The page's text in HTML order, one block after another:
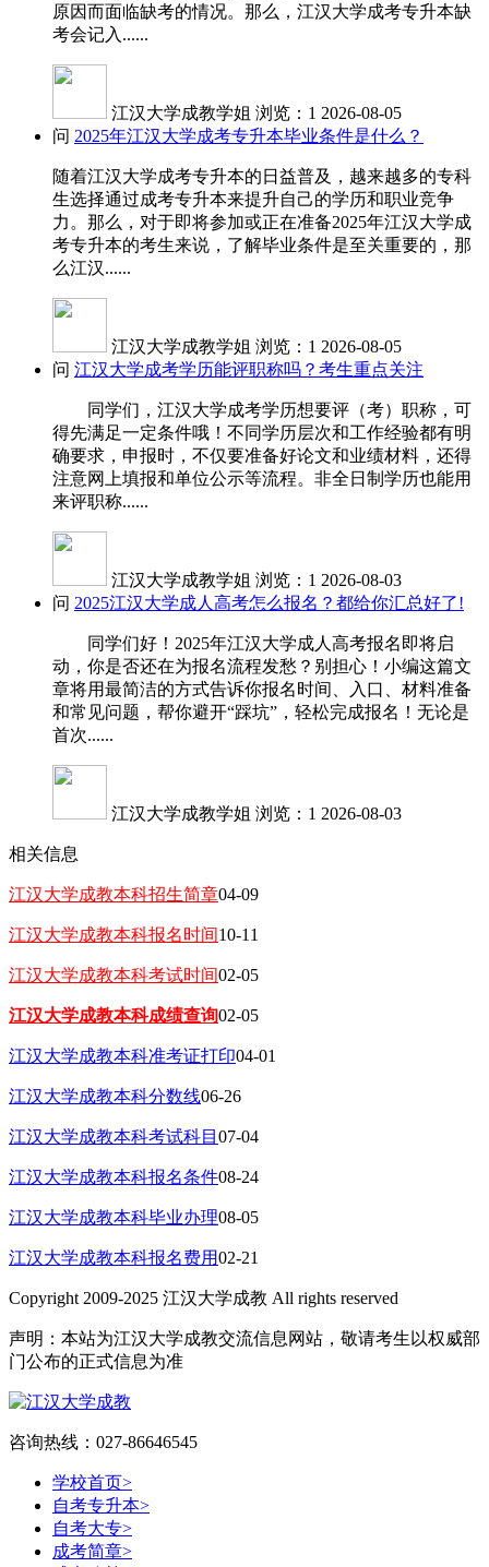
原因而面临缺考的情况。那么，江汉大学成考专升本缺
考会记入......
江汉大学成教学姐 浏览：1 2026-08-05
问 2025年江汉大学成考专升本毕业条件是什么？
随着江汉大学成考专升本的日益普及，越来越多的专科
生选择通过成考专升本来提升自己的学历和职业竞争
力。那么，对于即将参加或正在准备2025年江汉大学成
考专升本的考生来说，了解毕业条件是至关重要的，那
么江汉......
江汉大学成教学姐 浏览：1 2026-08-05
问 江汉大学成考学历能评职称吗？考生重点关注
同学们，江汉大学成考学历想要评（考）职称，可
得先满足一定条件哦！不同学历层次和工作经验都有明
确要求，申报时，不仅要准备好论文和业绩材料，还得
注意网上填报和单位公示等流程。非全日制学历也能用
来评职称......
江汉大学成教学姐 浏览：1 2026-08-03
问 2025江汉大学成人高考怎么报名？都给你汇总好了!
同学们好！2025年江汉大学成人高考报名即将启
动，你是否还在为报名流程发愁？别担心！小编这篇文
章将用最简洁的方式告诉你报名时间、入口、材料准备
和常见问题，帮你避开“踩坑”，轻松完成报名！无论是
首次......
江汉大学成教学姐 浏览：1 2026-08-03
相关信息
江汉大学成教本科招生简章04-09
江汉大学成教本科报名时间10-11
江汉大学成教本科考试时间02-05
江汉大学成教本科成绩查询02-05
江汉大学成教本科准考证打印04-01
江汉大学成教本科分数线06-26
江汉大学成教本科考试科目 07-04
江汉大学成教本科报名条件08-24
江汉大学成教本科毕业办理08-05
江汉大学成教本科报名费用02-21
Copyright 2009-2025 江汉大学成教 All rights reserved
声明：本站为江汉大学成教交流信息网站，敬请考生以权威部
门公布的正式信息为准
咨询热线：027-86646545
学校首页>
自考专升本>
自考大专>
成考简章>